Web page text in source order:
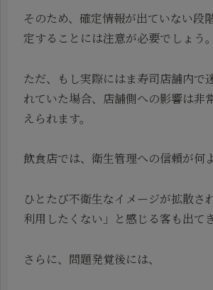
そのため、確定情報が出ていない段
定することには注意が必要でしょう。
ただ、もし実際にはま寿司店舗内で
れていた場合、店舗側への影響は非
えられます。
飲食店では、衛生管理への信頼が何
ひとたび不衛生なイメージが拡散さ
利用したくない」と感じる客も出てき
さらに、問題発覚後には、